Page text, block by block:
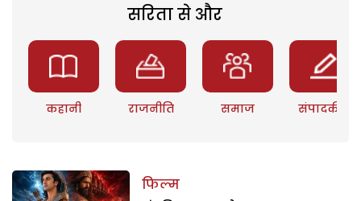
सरिता से और
कहानी राजनीति समाज संपादकीय
फिल्म